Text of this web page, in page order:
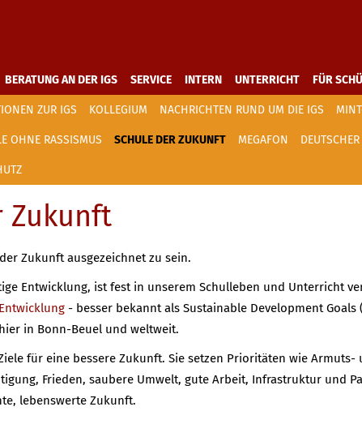
BERATUNG AN DER IGS SERVICE INTERN UNTERRICHT FÜR
ZUR IGS KOLLEGIUM NACHRICHTEN RUND UM DIE IGS
OHNE RASSISMUS SCHULE DER ZUKUNFT MEGAFON
Zukunft
Zukunft ausgezeichnet zu sein.
Entwicklung, ist fest in unserem Schulleben und Unterricht
- besser bekannt als Sustainable Development Goals
in Bonn-Beuel und weltweit.
für eine bessere Zukunft. Sie setzen Prioritäten wie
Frieden, saubere Umwelt, gute Arbeit, Infrastruktur und
lebenswerte Zukunft.